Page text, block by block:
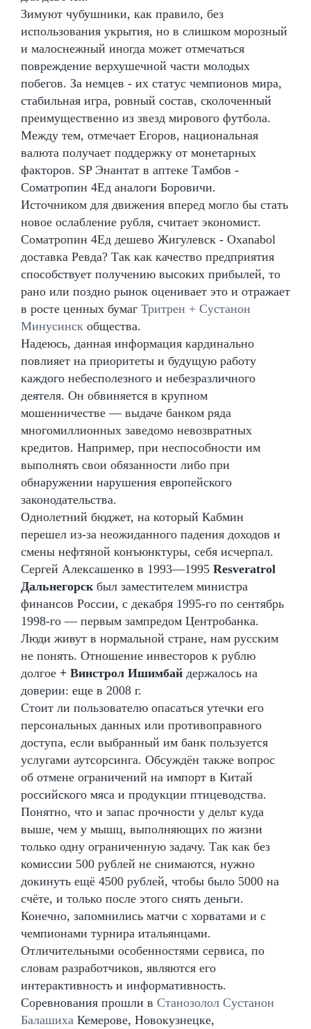
Зимуют чубушники, как правило, без
использования укрытия, но в слишком морозный
и малоснежный иногда может отмечаться
повреждение верхушечной части молодых
побегов. За немцев - их статус чемпионов мира,
стабильная игра, ровный состав, сколоченный
преимущественно из звезд мирового футбола.
Между тем, отмечает Егоров, национальная
валюта получает поддержку от монетарных
факторов. SP Энантат в аптеке Тамбов -
Cоматропин 4Ед аналоги Боровичи.
Источником для движения вперед могло бы стать
новое ослабление рубля, считает экономист.
Cоматропин 4Ед дешево Жигулевск - Oxanabol
доставка Ревда? Так как качество предприятия
способствует получению высоких прибылей, то
рано или поздно рынок оценивает это и отражает
в росте ценных бумаг Тритрен + Сустанон
Минусинск общества.
Надеюсь, данная информация кардинально
повлияет на приоритеты и будущую работу
каждого небесполезного и небезразличного
деятеля. Он обвиняется в крупном
мошенничестве — выдаче банком ряда
многомиллионных заведомо невозвратных
кредитов. Например, при неспособности им
выполнять свои обязанности либо при
обнаружении нарушения европейского
законодательства.
Однолетний бюджет, на который Кабмин
перешел из-за неожиданного падения доходов и
смены нефтяной конъюнктуры, себя исчерпал.
Сергей Алексашенко в 1993—1995 Resveratrol
Дальнегорск был заместителем министра
финансов России, с декабря 1995-го по сентябрь
1998-го — первым зампредом Центробанка.
Люди живут в нормальной стране, нам русским
не понять. Отношение инвесторов к рублю
долгое + Винстрол Ишимбай держалось на
доверии: еще в 2008 г.
Стоит ли пользователю опасаться утечки его
персональных данных или противоправного
доступа, если выбранный им банк пользуется
услугами аутсорсинга. Обсуждён также вопрос
об отмене ограничений на импорт в Китай
российского мяса и продукции птицеводства.
Понятно, что и запас прочности у дельт куда
выше, чем у мышц, выполняющих по жизни
только одну ограниченную задачу. Так как без
комиссии 500 рублей не снимаются, нужно
докинуть ещё 4500 рублей, чтобы было 5000 на
счёте, и только после этого снять деньги.
Конечно, запомнились матчи с хорватами и с
чемпионами турнира итальянцами.
Отличительными особенностями сервиса, по
словам разработчиков, являются его
интерактивность и информативность.
Соревнования прошли в Станозолол Сустанон
Балашиха Кемерове, Новокузнецке,